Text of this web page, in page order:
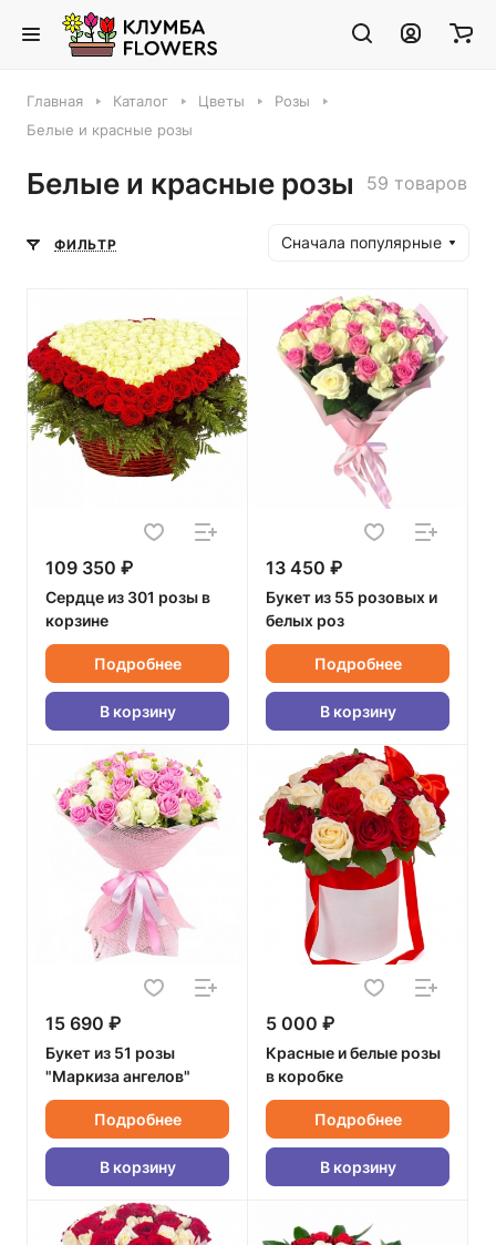
Главная Каталог Цветы
Розы
Белые и красные розы
Белые и красные розы 59 товаров
ФИЛЬТР Сначала популярные
109 350 ₽
Сердце из 301 розы в
корзине
Подробнее
В корзину
13 450 ₽
Букет из 55 розовых и
белых роз
Подробнее
В корзину
15 690 ₽
Букет из 51 розы
"Маркиза ангелов"
Подробнее
В корзину
5 000 ₽
Красные и белые розы
в коробке
Подробнее
В корзину